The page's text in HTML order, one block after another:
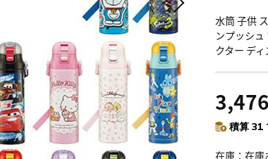
水筒 子供
ンプッシ
クター デ
積算 31
在庫 在庫